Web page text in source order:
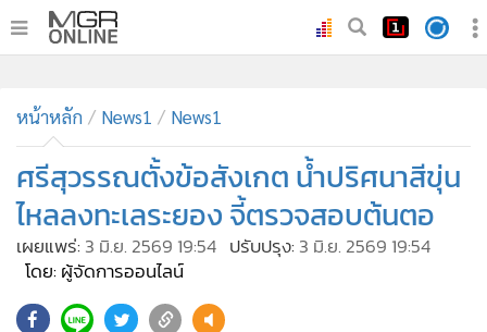
• ทันเหตุการณ์
• ภาคใต้
• ภูมิภาค
• Online Section
• บันเทิง
ผู้จัดการรายวัน
• คอลัมนิสต์
หน้าหลัก News1 News1
ศรีสุวรรณตั้งข้อสังเกต น้ำปริศนาสีขุ่น
ไหลลงทะเลระยอง จี้ตรวจสอบต้นตอ
เผยแพร่: 3 มิ.ย. 2569 19:54 ปรับปรุง: 3 มิ.ย. 2569 19:54
โดย: ผู้จัดการออนไลน์